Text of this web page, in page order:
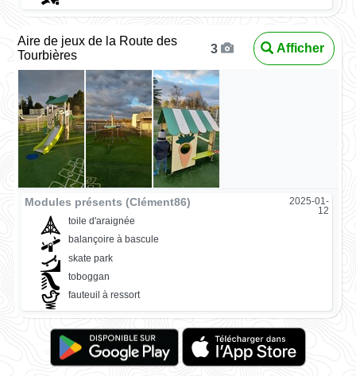
Aire de jeux de la Route des
Tourbières
3 Afficher
Modules présents (Clément86)
2025-01-
12
toile d'araignée
balançoire à bascule
skate park
toboggan
fauteuil à ressort